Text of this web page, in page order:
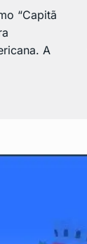
“Capitã
A